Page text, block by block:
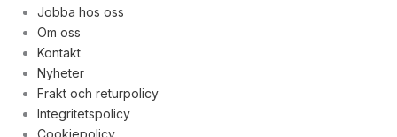
Jobba hos oss
Om oss
Kontakt
Nyheter
Frakt och returpolicy
Integritetspolicy
Cookiepolicy